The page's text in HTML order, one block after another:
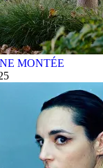
MONTÉE